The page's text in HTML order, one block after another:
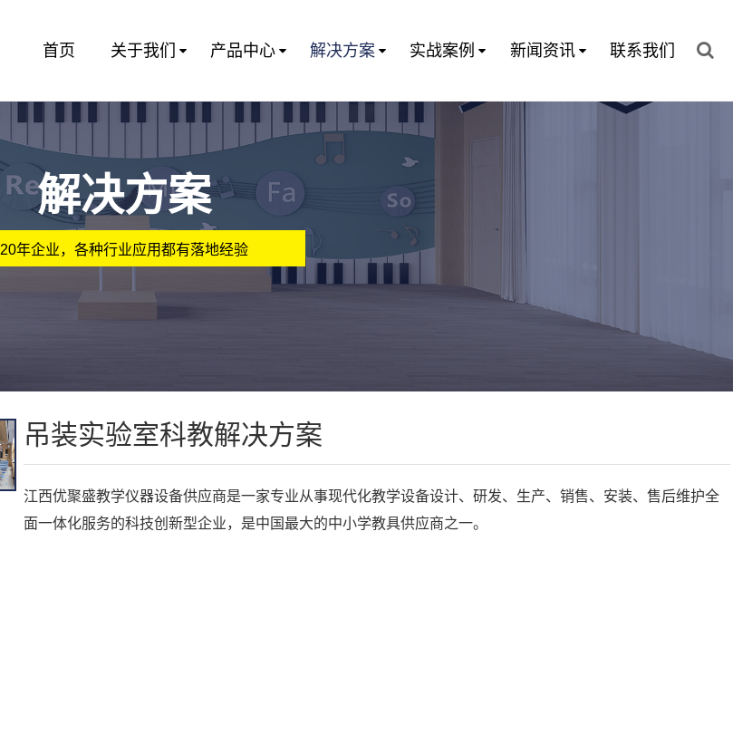
首页 关于我们 产品中心 解决方案 实战案例 新闻资讯 联系我们
解决方案
20年企业，各种行业应用都有落地经验
吊装实验室科教解决方案
江西优聚盛教学仪器设备供应商是一家专业从事现代化教学设备设计、研发、生产、销售、安装、售后维护全
面一体化服务的科技创新型企业，是中国最大的中小学教具供应商之一。